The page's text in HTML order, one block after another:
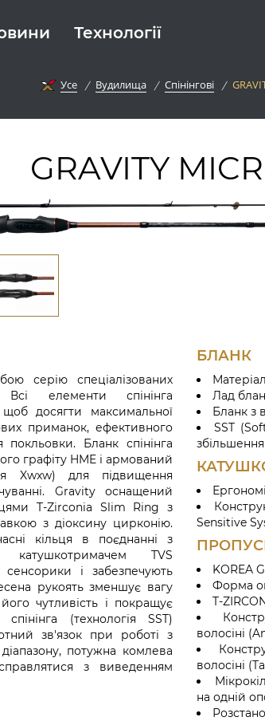
Технології
Усе Вудилища Спінінгові
GRAVITY
серію спеціалізованих
елементи спінінга
досягти максимальної
приманок, ефективного
Бланк спінінга
графіту HME і армований
Xwxw) для підвищення
Gravity оснащений
T-Zirconia Slim Ring з
з діоксину цирконію.
кільця в поєднанні з
катушкотримачем TVS
і забезпечують
рукоять зменшує вагу
чутливість і покращує
(технологія SST)
зв'язок при роботі з
потужна комлева
з виведенням
БЛАНК
Лад
Бланк з
SST
Sensitive
KOREA
Форма
T-
волосіні
волосіні
на одній